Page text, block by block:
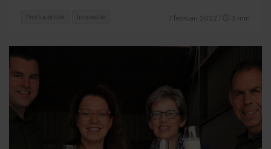
7 februari 2022 3 min
Producenten Innovatie